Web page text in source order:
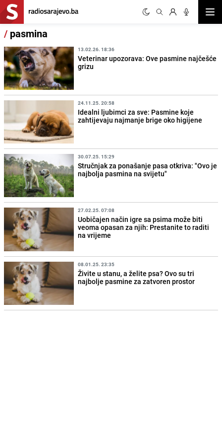
/ pasmina
13.02.26. 18:36
Veterinar upozorava: Ove pasmine najčešće
grizu
24.11.25. 20:58
Idealni ljubimci za sve: Pasmine koje
zahtijevaju najmanje brige oko higijene
30.07.25. 15:29
Stručnjak za ponašanje pasa otkriva: "Ovo je
najbolja pasmina na svijetu"
27.02.25. 07:08
Uobičajen način igre sa psima može biti
veoma opasan za njih: Prestanite to raditi
na vrijeme
08.01.25. 23:35
Živite u stanu, a želite psa? Ovo su tri
najbolje pasmine za zatvoren prostor